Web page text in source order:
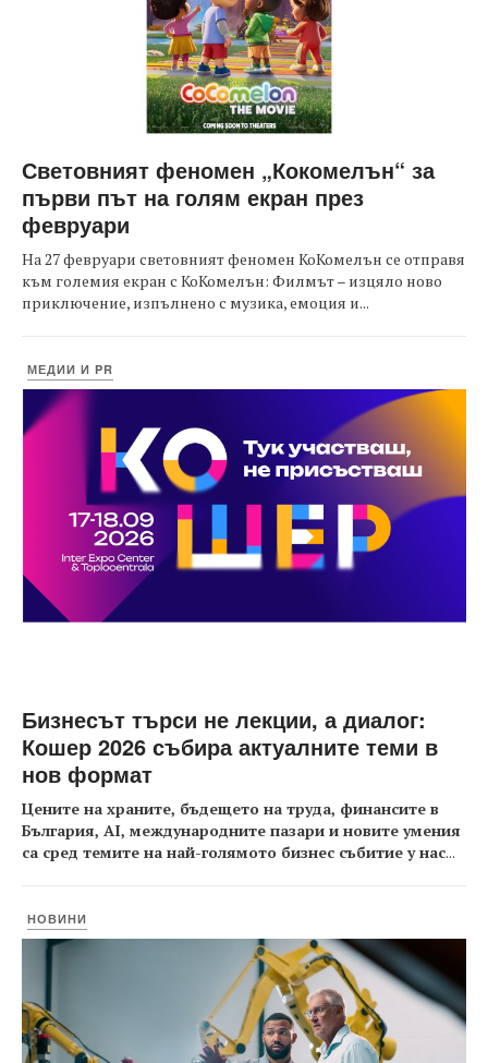
Световният феномен „Кокомелън“ за
първи път на голям екран през
февруари
На 27 февруари световният феномен КоКомелън се отправя
към големия екран с КоКомелън: Филмът – изцяло ново
приключение, изпълнено с музика, емоция и...
МЕДИИ И PR
Бизнесът търси не лекции, а диалог:
Кошер 2026 събира актуалните теми в
нов формат
Цените на храните, бъдещето на труда, финансите в
България, AI, международните пазари и новите умения
са сред темите на най-голямото бизнес събитие у нас...
НОВИНИ